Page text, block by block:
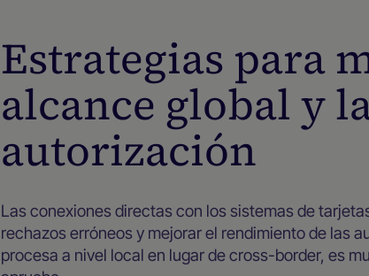
Estrategias para
alcance global y
autorización
Las conexiones directas con los sistemas de
rechazos erróneos y mejorar el rendimiento de las
procesa a nivel local en lugar de cross-border, es